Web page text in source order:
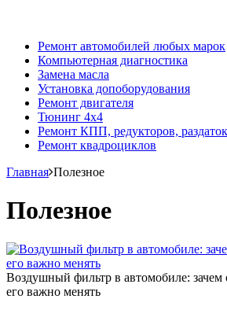
Ремонт автомобилей любых марок
Компьютерная диагностика
Замена масла
Установка допоборудования
Ремонт двигателя
Тюнинг 4x4
Ремонт КПП, редукторов, раздаток
Ремонт квадроциклов
Главная Полезное
Полезное
Воздушный фильтр в автомобиле:
его важно менять